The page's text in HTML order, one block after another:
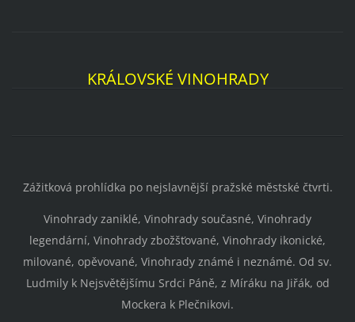
KRÁLOVSKÉ VINOHRADY
Zážitková prohlídka po nejslavnější pražské městské čtvrti.
Vinohrady zaniklé, Vinohrady současné, Vinohrady
legendární, Vinohrady zbožšťované, Vinohrady ikonické,
milované, opěvované, Vinohrady známé i neznámé. Od sv.
Ludmily k Nejsvětějšímu Srdci Páně, z Míráku na Jiřák, od
Mockera k Plečnikovi.